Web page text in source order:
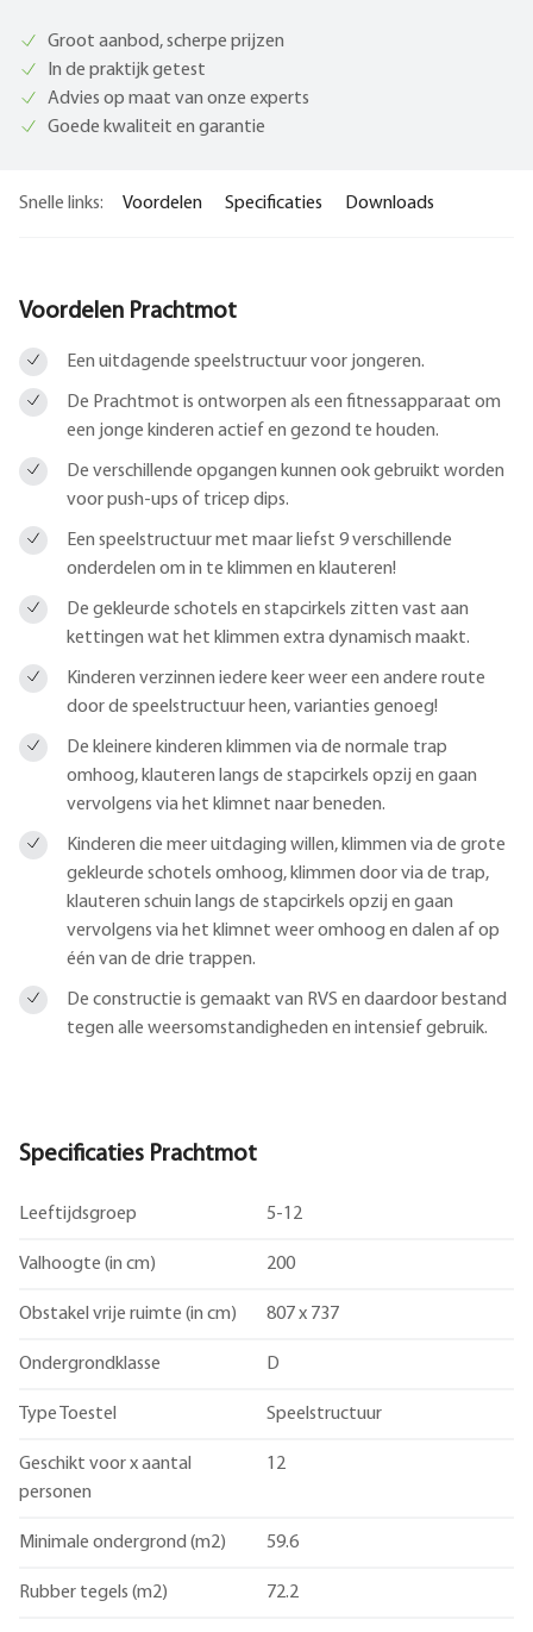
Groot aanbod, scherpe prijzen
In de praktijk getest
Advies op maat van onze experts
Goede kwaliteit en garantie
Snelle links: Voordelen Specificaties Downloads
Voordelen Prachtmot
Een uitdagende speelstructuur voor jongeren.
De Prachtmot is ontworpen als een fitnessapparaat om
een jonge kinderen actief en gezond te houden.
De verschillende opgangen kunnen ook gebruikt worden
voor push-ups of tricep dips.
Een speelstructuur met maar liefst 9 verschillende
onderdelen om in te klimmen en klauteren!
De gekleurde schotels en stapcirkels zitten vast aan
kettingen wat het klimmen extra dynamisch maakt.
Kinderen verzinnen iedere keer weer een andere route
door de speelstructuur heen, varianties genoeg!
De kleinere kinderen klimmen via de normale trap
omhoog, klauteren langs de stapcirkels opzij en gaan
vervolgens via het klimnet naar beneden.
Kinderen die meer uitdaging willen, klimmen via de grote
gekleurde schotels omhoog, klimmen door via de trap,
klauteren schuin langs de stapcirkels opzij en gaan
vervolgens via het klimnet weer omhoog en dalen af op
één van de drie trappen.
De constructie is gemaakt van RVS en daardoor bestand
tegen alle weersomstandigheden en intensief gebruik.
Specificaties Prachtmot
Leeftijdsgroep 5-12
Valhoogte (in cm) 200
Obstakel vrije ruimte (in cm) 807 x 737
Ondergrondklasse D
Type Toestel Speelstructuur
Geschikt voor x aantal
personen
12
Minimale ondergrond (m2) 59.6
Rubber tegels (m2) 72.2